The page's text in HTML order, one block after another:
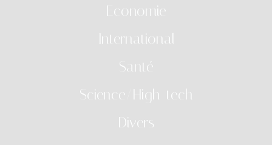
Economie
International
Santé
Science/High-tech
Divers